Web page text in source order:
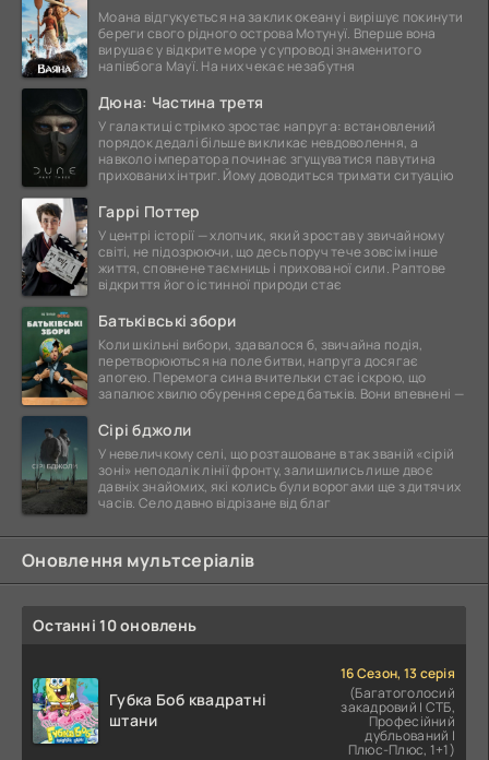
Моана відгукується на заклик океану і вирішує покинути
береги свого рідного острова Мотунуї. Вперше вона
вирушає у відкрите море у супроводі знаменитого
напівбога Мауї. На них чекає незабутня
Дюна: Частина третя
У галактиці стрімко зростає напруга: встановлений
порядок дедалі більше викликає невдоволення, а
навколо імператора починає згущуватися павутина
прихованих інтриг. Йому доводиться тримати ситуацію
Гаррі Поттер
У центрі історії — хлопчик, який зростав у звичайному
світі, не підозрюючи, що десь поруч тече зовсім інше
життя, сповнене таємниць і прихованої сили. Раптове
відкриття його істинної природи стає
Батьківські збори
Коли шкільні вибори, здавалося б, звичайна подія,
перетворюються на поле битви, напруга досягає
апогею. Перемога сина вчительки стає іскрою, що
запалює хвилю обурення серед батьків. Вони впевнені —
Сірі бджоли
У невеличкому селі, що розташоване в так званій «сірій
зоні» неподалік лінії фронту, залишились лише двоє
давніх знайомих, які колись були ворогами ще з дитячих
часів. Село давно відрізане від благ
Оновлення мультсеріалів
Останні 10 оновлень
Губка Боб квадратні
штани
16 Сезон, 13 серія
(Багатоголосий
закадровий | СТБ,
Професійний
дубльований |
Плюс-Плюс, 1+1)